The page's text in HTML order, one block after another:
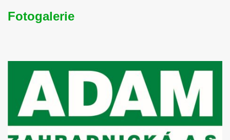
Fotogalerie